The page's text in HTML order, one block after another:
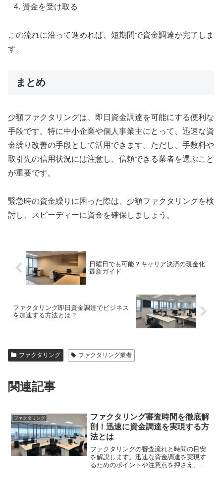
資金を受け取る
この流れに沿って進めれば、短期間で資金調達が完了しま
す。
まとめ
少額ファクタリングは、即日資金調達を可能にする便利な
手段です。特に中小企業や個人事業主にとって、迅速な資
金繰り改善の手段として活用できます。ただし、手数料や
取引先の信用状況には注意し、信頼できる業者を選ぶこと
が重要です。
緊急時の資金繰りに困った際は、少額ファクタリングを検
討し、スピーディーに資金を確保しましょう。
日曜日でも可能？キャリア決済の現金化
最新ガイド
ファクタリング即日資金調達でビジネス
を加速する方法とは？
ファクタリング ファクタリング業者
関連記事
ファクタリング
ファクタリング審査時間を徹底解
剖！迅速に資金調達を実現する方
法とは
ファクタリングの審査流れと時間の目安
を解説します。迅速な資金調達を実現す
るためのポイントや注意点を押さえ、最